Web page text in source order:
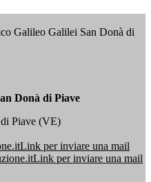
Galileo Galilei San Donà di
Donà di Piave
Piave (VE)
Link per inviare una mail
Link per inviare una mail